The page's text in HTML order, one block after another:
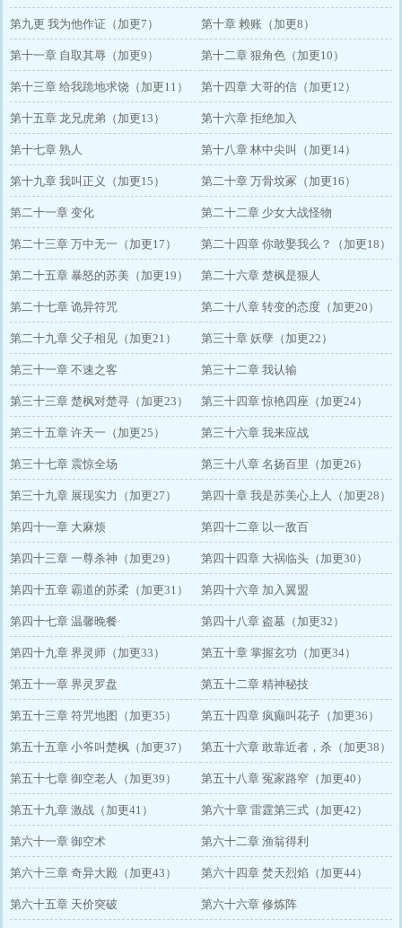
第九更 我为他作证（加更7） 第十章 赖账（加更8）
第十一章 自取其辱（加更9） 第十二章 狠角色（加更10）
第十三章 给我跪地求饶（加更11） 第十四章 大哥的信（加更12）
第十五章 龙兄虎弟（加更13） 第十六章 拒绝加入
第十七章 熟人 第十八章 林中尖叫（加更14）
第十九章 我叫正义（加更15） 第二十章 万骨坟冢（加更16）
第二十一章 变化 第二十二章 少女大战怪物
第二十三章 万中无一（加更17） 第二十四章 你敢娶我么？（加更18）
第二十五章 暴怒的苏美（加更19） 第二十六章 楚枫是狠人
第二十七章 诡异符咒 第二十八章 转变的态度（加更20）
第二十九章 父子相见（加更21） 第三十章 妖孽（加更22）
第三十一章 不速之客 第三十二章 我认输
第三十三章 楚枫对楚寻（加更23） 第三十四章 惊艳四座（加更24）
第三十五章 许天一（加更25） 第三十六章 我来应战
第三十七章 震惊全场 第三十八章 名扬百里（加更26）
第三十九章 展现实力（加更27） 第四十章 我是苏美心上人（加更28）
第四十一章 大麻烦 第四十二章 以一敌百
第四十三章 一尊杀神（加更29） 第四十四章 大祸临头（加更30）
第四十五章 霸道的苏柔（加更31） 第四十六章 加入翼盟
第四十七章 温馨晚餐 第四十八章 盗墓（加更32）
第四十九章 界灵师（加更33） 第五十章 掌握玄功（加更34）
第五十一章 界灵罗盘 第五十二章 精神秘技
第五十三章 符咒地图（加更35） 第五十四章 疯癫叫花子（加更36）
第五十五章 小爷叫楚枫（加更37） 第五十六章 敢靠近者，杀（加更38）
第五十七章 御空老人（加更39） 第五十八章 冤家路窄（加更40）
第五十九章 激战（加更41） 第六十章 雷霆第三式（加更42）
第六十一章 御空术 第六十二章 渔翁得利
第六十三章 奇异大殿（加更43） 第六十四章 焚天烈焰（加更44）
第六十五章 天价突破 第六十六章 修炼阵